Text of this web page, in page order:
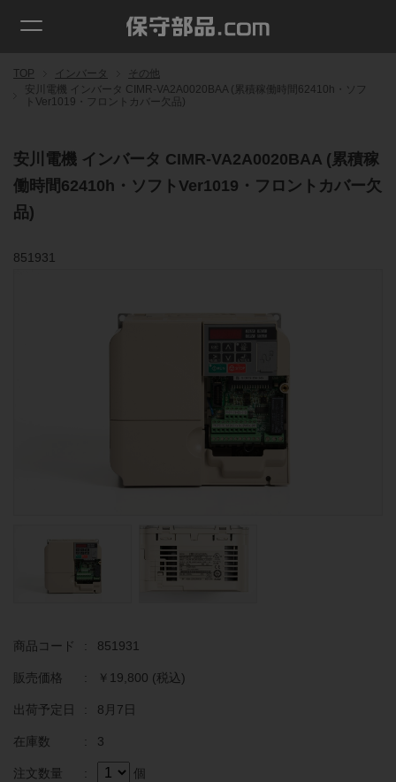
TOP インバータ
その他
安川電機 インバータ CIMR-VA2A0020BAA (累積稼働時間62410h・ソフ
トVer1019・フロントカバー欠品)
安川電機 インバータ CIMR-VA2A0020BAA (累積稼
働時間62410h・ソフトVer1019・フロントカバー欠
品)
851931
商品コード : 851931
販売価格 : ￥19,800 (税込)
出荷予定日 : 8月7日
在庫数 : 3
注文数量 : 個